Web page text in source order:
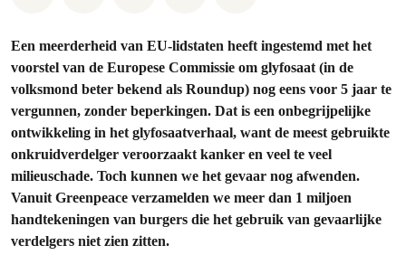
Een meerderheid van EU-lidstaten heeft ingestemd met het
voorstel van de Europese Commissie om glyfosaat (in de
volksmond beter bekend als Roundup) nog eens voor 5 jaar te
vergunnen, zonder beperkingen. Dat is een onbegrijpelijke
ontwikkeling in het glyfosaatverhaal, want de meest gebruikte
onkruidverdelger veroorzaakt kanker en veel te veel
milieuschade. Toch kunnen we het gevaar nog afwenden.
Vanuit Greenpeace verzamelden we meer dan 1 miljoen
handtekeningen van burgers die het gebruik van gevaarlijke
verdelgers niet zien zitten.